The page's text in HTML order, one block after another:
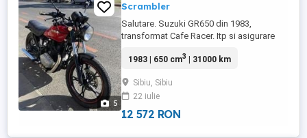
5
Scrambler
Salutare. Suzuki GR650 din 1983,
transformat Cafe Racer. Itp si asigurare
functioneaza foarte bine, iar sunetul te
am pus cele nichelate din prima poza.
Pentru mai multe detalii ma puteti
contacta.
1983 | 650 cm3 | 31000 km
Sibiu, Sibiu
22 iulie
12 572 RON